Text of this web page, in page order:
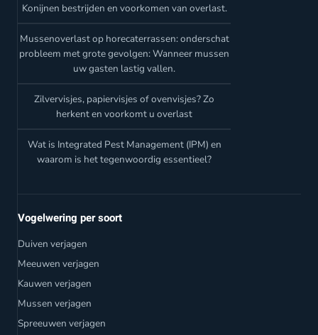
Konijnen bestrijden en voorkomen van overlast.
Mussenoverlast op horecaterrassen: onderschat
probleem met grote gevolgen: Wanneer mussen
uw gasten lastig vallen.
Zilvervisjes, papiervisjes of ovenvisjes? Zo
herkent en voorkomt u overlast
Wat is Integrated Pest Management (IPM) en
waarom is het tegenwoordig essentieel?
Vogelwering per soort
Duiven verjagen
Meeuwen verjagen
Kauwen verjagen
Mussen verjagen
Spreeuwen verjagen